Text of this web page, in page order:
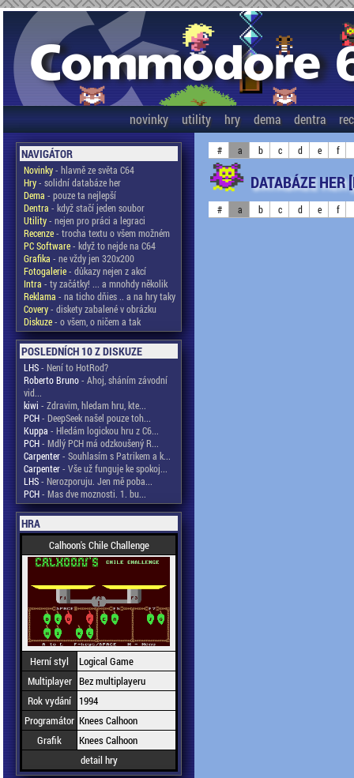
novinky utility hry dema dentra
NAVIGÁTOR
Novinky- hlavně ze světa C64
Hry- solidní databáze her
Dema - pouze ta nejlepší
Dentra - když stačí jeden soubor
Utility- nejen pro práci a legraci
Recenze- trocha textu o všem možném
PC Software- když to nejde na C64
Grafika - ne vždy jen 320x200
Fotogalerie- důkazy nejen z akcí
Intra - ty začátky! ... a mnohdy několik
Reklama - na ticho dňies .. a na hry taky
Covery- diskety zabalené v obrázku
Diskuze- o všem, o ničem a tak
POSLEDNÍCH 10 Z DISKUZE
LHS- Není to HotRod?
Roberto Bruno- Ahoj, sháním závodní
vid...
kiwi - Zdravim, hledam hru, kte...
PCH- DeepSeek našel pouze toh...
Kuppa - Hledám logickou hru z C6...
PCH- Mdlý PCH má odzkoušený R...
Carpenter- Souhlasím s Patrikem a k...
Carpenter- Vše už funguje ke spokoj...
LHS- Nerozporuju. Jen mě poba...
PCH- Mas dve moznosti. 1. bu...
HRA
Calhoon's Chile Challenge
Herní styl
Logical Game
Multiplayer Bez multiplayeru
Rok vydání
1994
Programátor Knees Calhoon
Grafik
Knees Calhoon
detail hry
# a b c d e f
DATABÁZE HER
# a b c d e f